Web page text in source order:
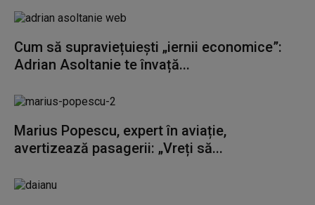
Cum să supraviețuiești „iernii economice”:
Adrian Asoltanie te învață...
Marius Popescu, expert în aviație,
avertizează pasagerii: „Vreți să...